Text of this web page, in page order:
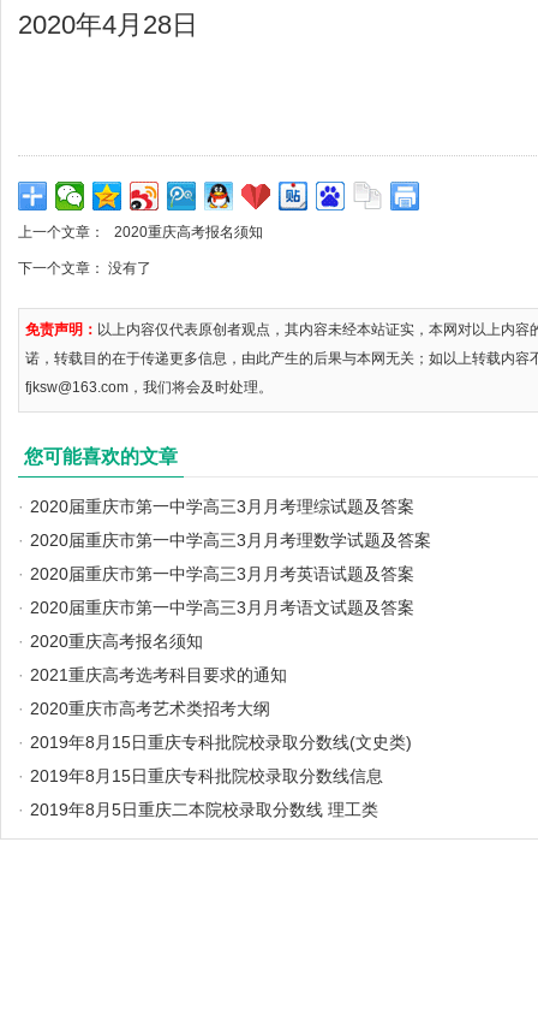
2020年4月28日
上一个文章： 2020重庆高考报名须知
下一个文章： 没有了
免责声明： 以上内容仅代表原创者观点，其内容未经本站证实，本网对以上内
诺，转载目的在于传递更多信息，由此产生的后果与本网无关；如以上转载内容
fjksw@163.com，我们将会及时处理。
您可能喜欢的文章
· 2020届重庆市第一中学高三3月月考理综试题及答案
· 2020届重庆市第一中学高三3月月考理数学试题及答案
· 2020届重庆市第一中学高三3月月考英语试题及答案
· 2020届重庆市第一中学高三3月月考语文试题及答案
· 2020重庆高考报名须知
· 2021重庆高考选考科目要求的通知
· 2020重庆市高考艺术类招考大纲
· 2019年8月15日重庆专科批院校录取分数线(文史类)
· 2019年8月15日重庆专科批院校录取分数线信息
· 2019年8月5日重庆二本院校录取分数线 理工类